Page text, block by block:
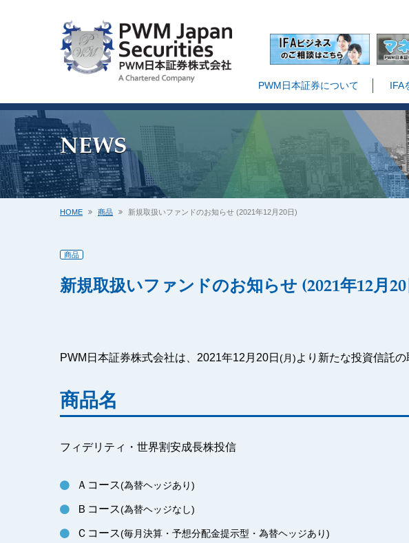
PWM日本証券について IFA
NEWS
HOME 商品 新規取扱いファンドのお知らせ (2021年12月20日)
商品
新規取扱いファンドのお知らせ (2021年12月
PWM日本証券株式会社は、2021年12月20日 (月) より新たな投資信託の
商品名
フィデリティ・世界割安成長株投信
Ａコース(為替ヘッジあり)
Ｂコース(為替ヘッジなし)
Ｃコース(毎月決算・予想分配金提示型・為替ヘッジあり)